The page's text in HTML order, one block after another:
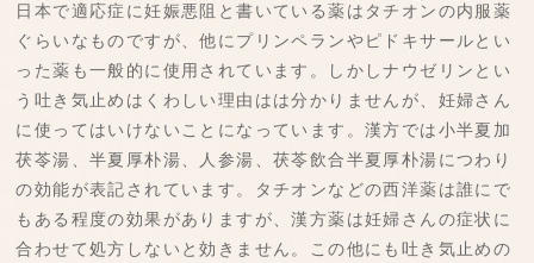
日本で適応症に妊娠悪阻と書いている薬はタチオンの内服薬
ぐらいなものですが、他にプリンペランやピドキサールとい
った薬も一般的に使用されています。しかしナウゼリンとい
う吐き気止めはくわしい理由はは分かりませんが、妊婦さん
に使ってはいけないことになっています。漢方では小半夏加
茯苓湯、半夏厚朴湯、人参湯、茯苓飲合半夏厚朴湯につわり
の効能が表記されています。タチオンなどの西洋薬は誰にで
もある程度の効果がありますが、漢方薬は妊婦さんの症状に
合わせて処方しないと効きません。この他にも吐き気止めの